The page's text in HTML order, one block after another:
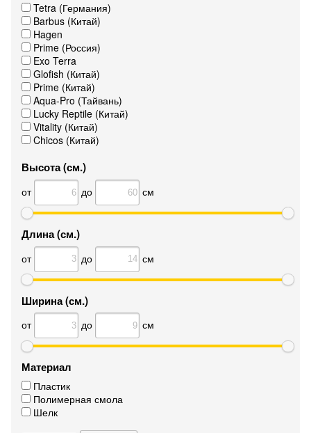
Tetra (Германия)
Barbus (Китай)
Hagen
Prime (Россия)
Exo Terra
Glofish (Китай)
Prime (Китай)
Aqua-Pro (Тайвань)
Lucky Reptile (Китай)
Vitality (Китай)
Chicos (Китай)
Высота (см.)
от до см
Длина (см.)
от до см
Ширина (см.)
от до см
Материал
Пластик
Полимерная смола
Шелк